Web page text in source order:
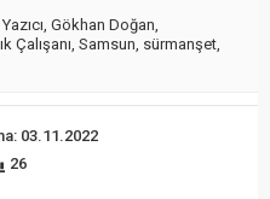
Gökhan Doğan
Çalışanı Samsun sürmanşet
03.11.2022
26